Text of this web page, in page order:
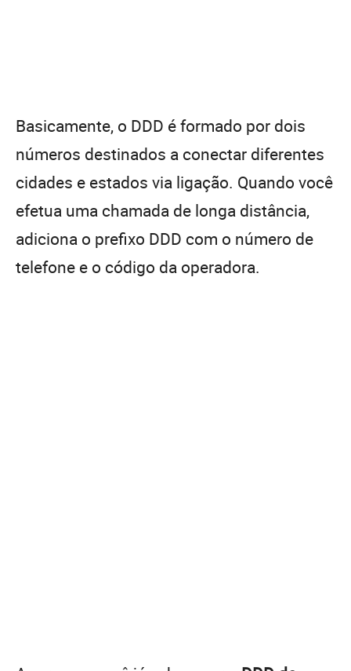
Basicamente, o DDD é formado por dois
números destinados a conectar diferentes
cidades e estados via ligação. Quando você
efetua uma chamada de longa distância,
adiciona o prefixo DDD com o número de
telefone e o código da operadora.